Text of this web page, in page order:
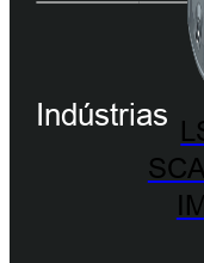
Indústrias